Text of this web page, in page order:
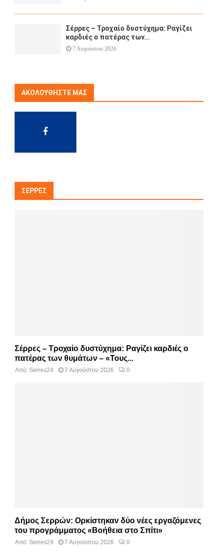
Σέρρες – Τροχαίο δυστύχημα: Ραγίζει
καρδιές ο πατέρας των...
7 Αυγούστου 2026
ΑΚΟΛΟΥΘΉΣΤΕ ΜΑΣ
ΣΈΡΡΕΣ
Σέρρες – Τροχαίο δυστύχημα: Ραγίζει καρδιές ο
πατέρας των θυμάτων – «Τους...
Από: Serres24 7 Αυγούστου 2026 0
Δήμος Σερρών: Ορκίστηκαν δύο νέες εργαζόμενες
του προγράμματος «Βοήθεια στο Σπίτι»
Από: Serres24 7 Αυγούστου 2026 0